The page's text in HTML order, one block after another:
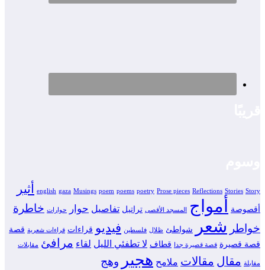
english gaza Musings poem poems poetry Prose pieces Reflections Stories Story أثير
أقصوصة أمواج المسجد الأقصى تراتيل تفاصيل حوار حوارات خاطرة
خواطر شعر شواطئ ظلال فلسطين فيديو قراءات قراءات شعرية قصة
قصة قصيرة قصة قصيرة جدا قطاف لا تطفئي الليل لقاء مرافئ مقابلات
مقابلة مقال مقالات ملامح هجير وهج